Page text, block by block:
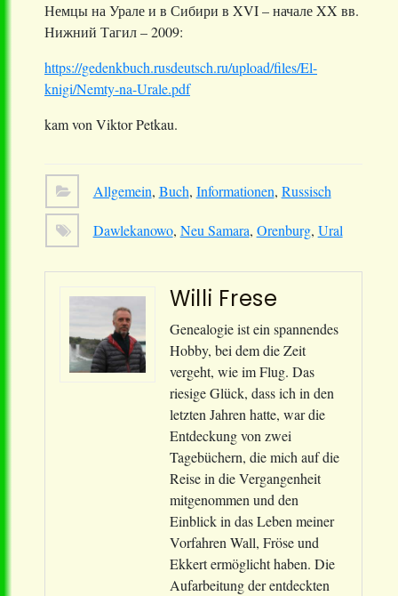
Немцы на Урале и в Сибири в XVI – начале XX вв.
Нижний Тагил – 2009:
https://gedenkbuch.rusdeutsch.ru/upload/files/El-
knigi/Nemty-na-Urale.pdf
kam von Viktor Petkau.
Allgemein, Buch, Informationen, Russisch
Dawlekanowo, Neu Samara, Orenburg, Ural
Willi Frese
Genealogie ist ein spannendes
Hobby, bei dem die Zeit
vergeht, wie im Flug. Das
riesige Glück, dass ich in den
letzten Jahren hatte, war die
Entdeckung von zwei
Tagebüchern, die mich auf die
Reise in die Vergangenheit
mitgenommen und den
Einblick in das Leben meiner
Vorfahren Wall, Fröse und
Ekkert ermöglicht haben. Die
Aufarbeitung der entdeckten